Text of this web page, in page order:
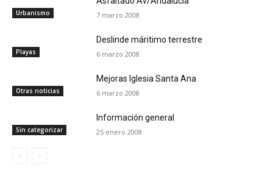
Urbanismo 7 marzo 2008
Playas
Deslinde máritimo terrestre
6 marzo 2008
Otras noticias
Mejoras Iglesia Santa Ana
6 marzo 2008
Sin categorizar
Información general
25 enero 2008